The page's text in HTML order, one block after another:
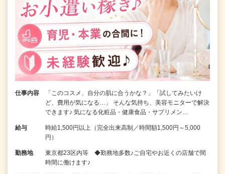
仕事内容
「このコスメ、自分の肌に合うかな？」「試してみたいけ
ど、費用が気になる…」 そんな気持ち、美容モニターで解決
できます♪ 気になる化粧品・健康食品・サプリメン…
給与
時給1,500円以上（完全出来高制／時間額1,500円～5,000
円）
勤務地
東京都23区内等 ◆勤務地多数♪ご自宅やお近くの店舗で間
時間に働けます♪